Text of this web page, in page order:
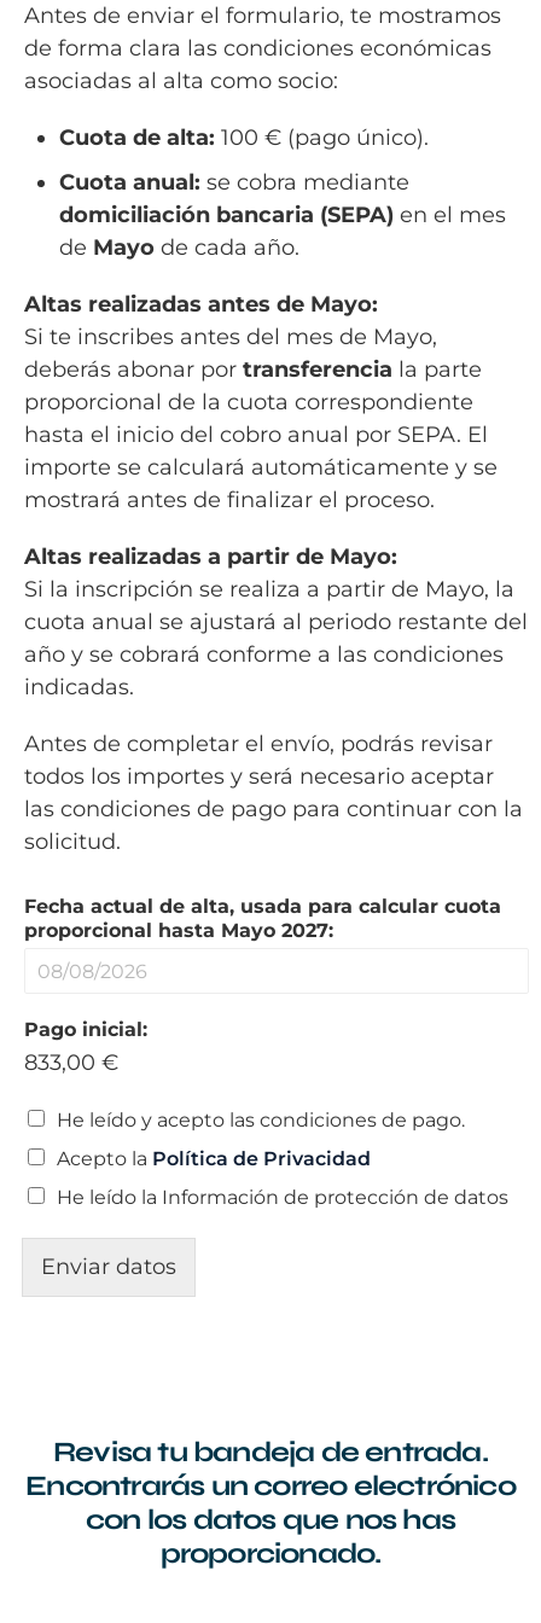
t
o
Antes de enviar el formulario, te mostramos
de forma clara las condiciones económicas
asociadas al alta como socio:
Cuota de alta: 100 € (pago único).
Cuota anual: se cobra mediante
domiciliación bancaria (SEPA) en el mes
de Mayo de cada año.
Altas realizadas antes de Mayo:
Si te inscribes antes del mes de Mayo,
deberás abonar por transferencia la parte
proporcional de la cuota correspondiente
hasta el inicio del cobro anual por SEPA. El
importe se calculará automáticamente y se
mostrará antes de finalizar el proceso.
Altas realizadas a partir de Mayo:
Si la inscripción se realiza a partir de Mayo, la
cuota anual se ajustará al periodo restante del
año y se cobrará conforme a las condiciones
indicadas.
Antes de completar el envío, podrás revisar
todos los importes y será necesario aceptar
las condiciones de pago para continuar con la
solicitud.
d
e
C
Fecha actual de alta, usada para calcular cuota
proporcional hasta Mayo 2027:
Pago inicial:
833,00 €
C
s
i
l
i
c
He leído y acepto las condiciones de pago.
Acepto la Política de Privacidad
He leído la Información de protección de datos
Enviar datos
Revisa tu bandeja de entrada.
Encontrarás un correo electrónico
con los datos que nos has
proporcionado.